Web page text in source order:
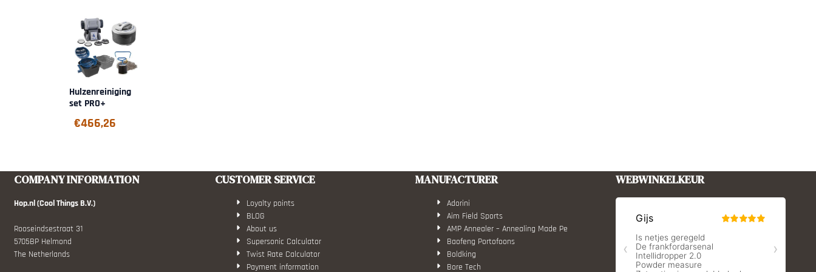
Hulzenreiniging
set PRO+
€466,26
COMPANY INFORMATION
Hop.nl (Cool Things B.V.)
Rooseindsestraat 31
5705BP Helmond
The Netherlands
CUSTOMER SERVICE
Loyalty points
BLOG
About us
Supersonic Calculator
Twist Rate Calculator
Payment information
MANUFACTURER
Adorini
Aim Field Sports
AMP Annealer – Annealing Made Pe
Baofeng Portofoons
Boldking
Bore Tech
WEBWINKELKEUR